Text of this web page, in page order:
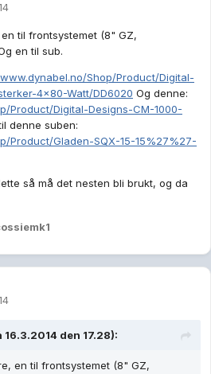
til frontsystemet (8" GZ,
en til sub.
Shop/Product/Digital-
4x80-Watt/DD6020 Og denne:
Product/Digital-Designs-CM-1000-
denne suben:
Product/Gladen-SQX-15-15%27%27-
så må det nesten bli brukt, og da
den 17.28):
en til frontsystemet (8" GZ,